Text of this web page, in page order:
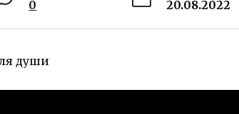
0 20.08.2022